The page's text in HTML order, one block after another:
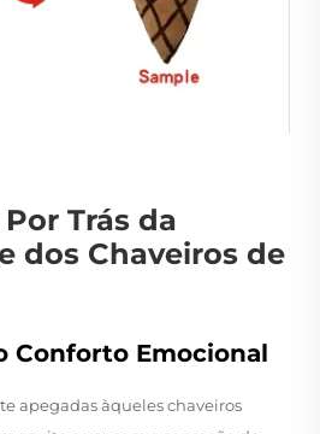
Trás da
dos Chaveiros de
Conforto Emocional
apegadas àqueles chaveiros